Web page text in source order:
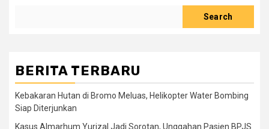
Search
BERITA TERBARU
Kebakaran Hutan di Bromo Meluas, Helikopter Water Bombing
Siap Diterjunkan
Kasus Almarhum Yurizal Jadi Sorotan, Unggahan Pasien BPJS